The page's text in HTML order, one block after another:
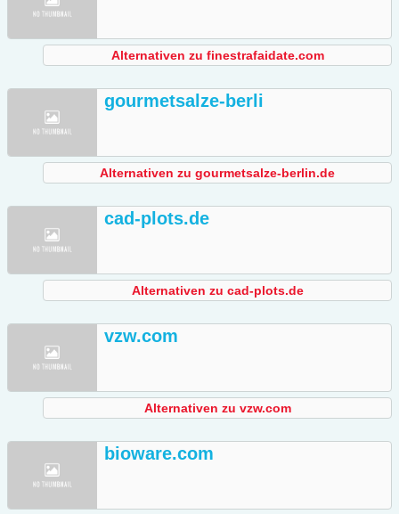
Alternativen zu finestrafaidate.com
gourmetsalze-berli
Alternativen zu gourmetsalze-berlin.de
cad-plots.de
Alternativen zu cad-plots.de
vzw.com
Alternativen zu vzw.com
bioware.com